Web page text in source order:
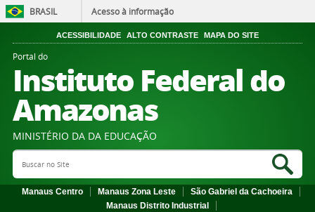
BRASIL Acesso à informação
ACESSIBILIDADE ALTO CONTRASTE MAPA DO SITE
Portal do
Instituto Federal do
Amazonas
MINISTÉRIO DA DA EDUCAÇÃO
Search Site
Manaus Centro Manaus Zona Leste
São Gabriel da Cachoeira
Manaus Distrito Industrial